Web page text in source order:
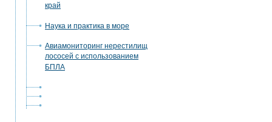
край
Наука и практика в море
Авиамониторинг нерестилищ
лососей с использованием
БПЛА